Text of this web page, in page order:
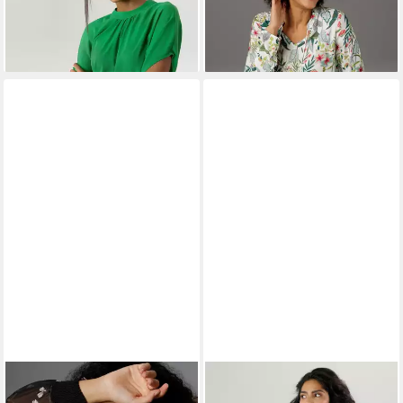
ANISTON SELECTED
ANISTON SELECTED